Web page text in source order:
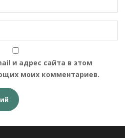
и адрес сайта в этом
моих комментариев.